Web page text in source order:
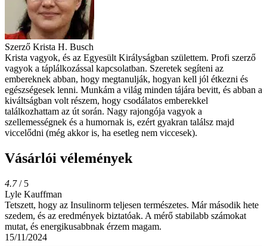
Szerző Krista H. Busch
Krista vagyok, és az Egyesült Királyságban születtem. Profi szerző
vagyok a táplálkozással kapcsolatban. Szeretek segíteni az
embereknek abban, hogy megtanulják, hogyan kell jól étkezni és
egészségesek lenni. Munkám a világ minden tájára bevitt, és abban a
kiváltságban volt részem, hogy csodálatos emberekkel
találkozhattam az út során. Nagy rajongója vagyok a
szellemességnek és a humornak is, ezért gyakran találsz majd
viccelődni (még akkor is, ha esetleg nem viccesek).
Vásárlói vélemények
4.7/ 5
Lyle Kauffman
Tetszett, hogy az Insulinorm teljesen természetes. Már második hete
szedem, és az eredmények biztatóak. A mérő stabilabb számokat
mutat, és energikusabbnak érzem magam.
15/11/2024